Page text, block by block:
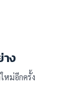
ง
หม่อีกครั้ง